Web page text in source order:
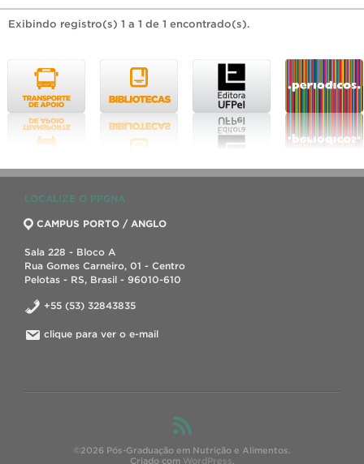
Exibindo registro(s) 1 a 1 de 1 encontrado(s).
LOCALIZE O PPGNA
CAMPUS PORTO / ANGLO
Sala 228 - Bloco A
Rua Gomes Carneiro, 01 - Centro
Pelotas - RS, Brasil - 96010-610
+55 (53) 32843835
clique para ver o e-mail
©2026 Pós-Graduação em Nutrição e Alimentos.
Criado com WordPress.